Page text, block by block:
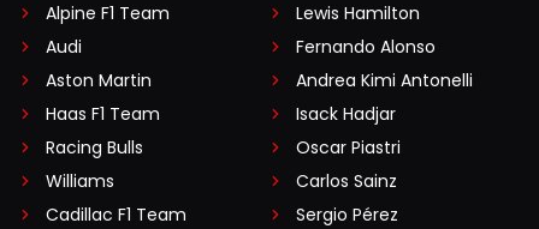
Alpine F1 Team
Audi
Aston Martin
Haas F1 Team
Racing Bulls
Williams
Cadillac F1 Team
Lewis Hamilton
Fernando Alonso
Andrea Kimi Antonelli
Isack Hadjar
Oscar Piastri
Carlos Sainz
Sergio Pérez